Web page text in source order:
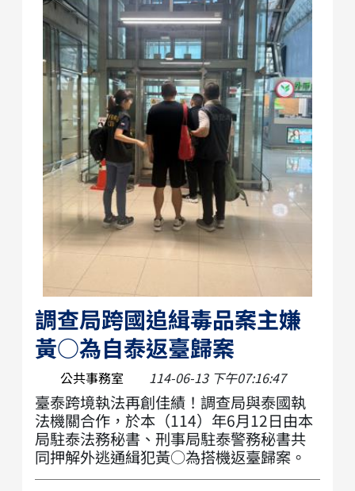
調查局跨國追緝毒品案主嫌
黃○為自泰返臺歸案
公共事務室 114-06-13 下午07:16:47
臺泰跨境執法再創佳績！調查局與泰國執
法機關合作，於本（114）年6月12日由本
局駐泰法務秘書、刑事局駐泰警務秘書共
同押解外逃通緝犯黃○為搭機返臺歸案。